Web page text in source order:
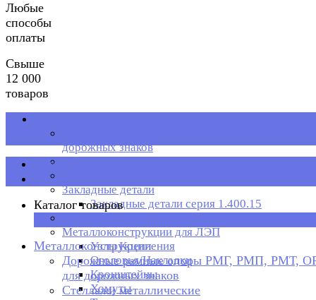
Любые
способы
оплаты
Свыше
12 000
товаров
дорожных знаков
Стеллажи металлические
Закладные детали
Закладные детали серия 1.400.15
Металлоконструкции для ЛЭП
Узлы Крепления
Оголовья/Накладки
Кронштейны
Хомуты
Каталог товаров
Каталог товаров
Металлоконструкции
Дорожные рамные опоры РМГ, РМП, РМТ,
для дорожных знаков
Стеллажи металлические